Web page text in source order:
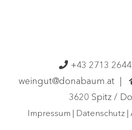
+43 2713 2644
weingut@donabaum.at
3620 Spitz /
Impressum | Datenschutz |